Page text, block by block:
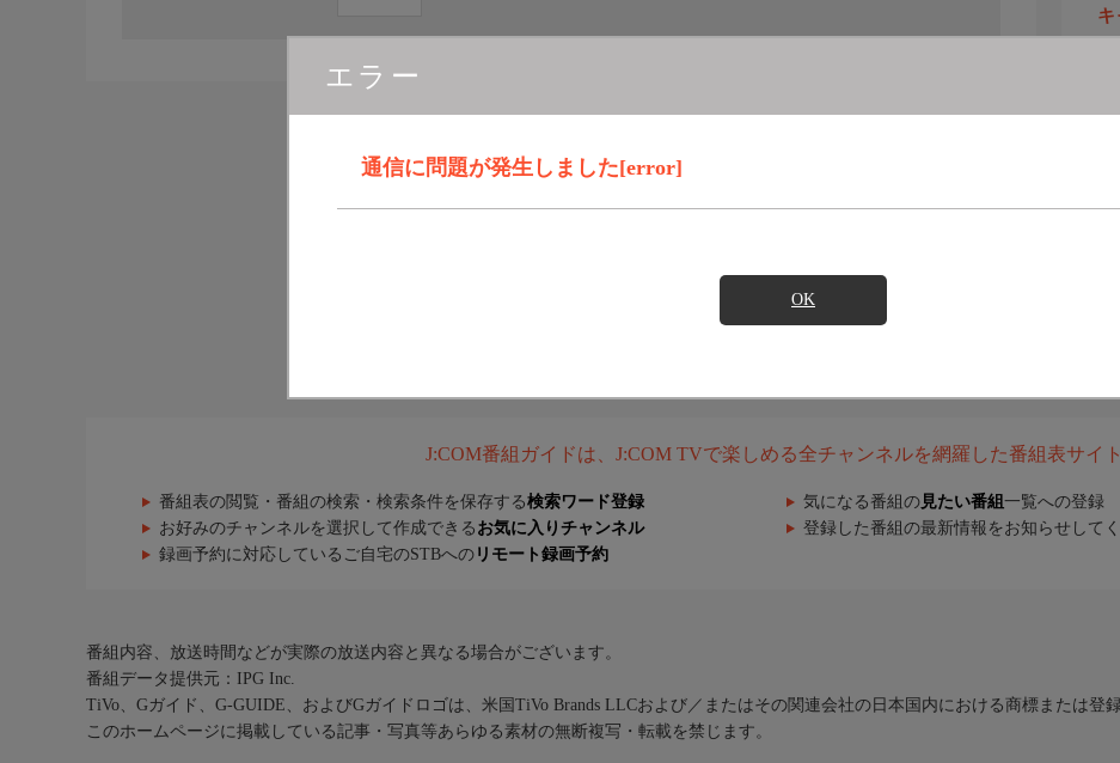
エラー
通信に問題が発生しました[error]
OK
キ
J:COM番組ガイドは、J:COM TVで楽しめる全チャンネルを網羅した番組表サイト
番組表の閲覧・番組の検索・検索条件を保存する検索ワード登録 気になる番組の 見たい番組 一覧への登録
お好みのチャンネルを選択して作成できる お気に入りチャンネル 登録した番組の最新情報をお知らせして
録画予約に対応しているご自宅のSTBへの リモート録画予約
番組内容、放送時間などが実際の放送内容と異なる場合がございます。
番組データ提供元：IPG Inc.
TiVo、Gガイド、G-GUIDE、およびGガイドロゴは、米国TiVo Brands LLCおよび／またはその関連会社の日本国内における商標または登録
このホームページに掲載している記事・写真等あらゆる素材の無断複写・転載を禁じます。